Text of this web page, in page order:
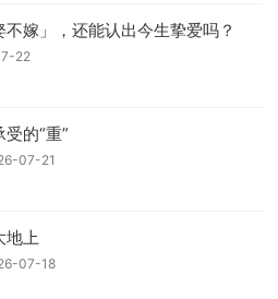
不嫁」，还能认出今生挚爱吗？
22
的“重”
07-21
地上
07-18